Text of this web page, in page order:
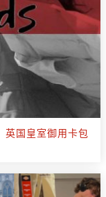
国皇室御用卡包